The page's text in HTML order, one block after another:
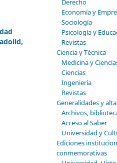
Derecho
Economía y
Sociología
Psicología y
Revistas
Ciencia y Técnica
Medicina y
Ciencias
Ingeniería
Revistas
Generalidades y
Archivos,
Acceso al Saber
Universidad y
Ediciones
conmemorativas